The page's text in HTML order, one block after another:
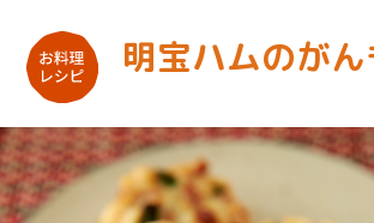
明宝ハムのがん